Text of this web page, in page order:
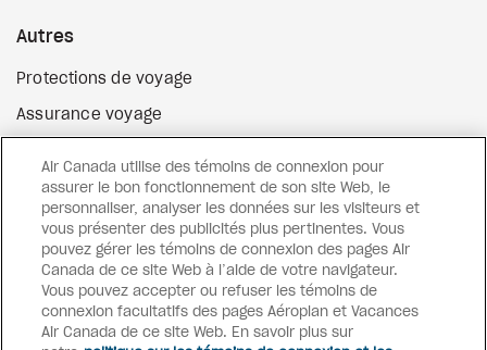
Autres
Protections de voyage
Assurance voyage
Surclassement de vol
Cartes-cadeaux Site Web externe
FacebookInstagram
Pinterest
©2026Vacances Air Canada
Air Canada utilise des témoins de connexion pour
assurer le bon fonctionnement de son site Web, le
personnaliser, analyser les données sur les visiteurs et
vous présenter des publicités plus pertinentes. Vous
pouvez gérer les témoins de connexion des pages Air
Canada de ce site Web à l’aide de votre navigateur.
Vous pouvez accepter ou refuser les témoins de
connexion facultatifs des pages Aéroplan et Vacances
Air Canada de ce site Web. En savoir plus sur